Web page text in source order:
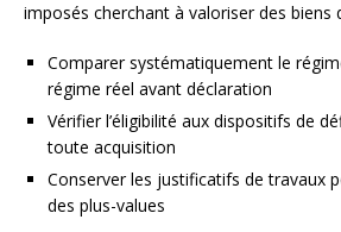
imposés cherchant à valoriser des biens
Comparer systématiquement le
régime réel avant déclaration
Vérifier l’éligibilité aux dispositifs de
toute acquisition
Conserver les justificatifs de travaux
des plus-values